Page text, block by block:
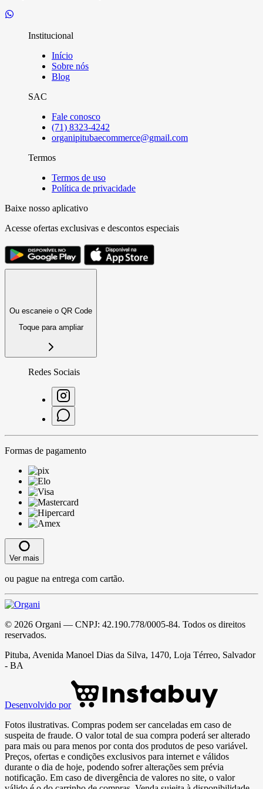
Institucional
Início
Sobre nós
Blog
SAC
Fale conosco
(71) 8323-4242
organipitubaecommerce@gmail.com
Termos
Termos de uso
Política de privacidade
Baixe nosso aplicativo
Acesse ofertas exclusivas e descontos especiais
Ou escaneie o QR Code
Toque para ampliar
Redes Sociais
Formas de pagamento
Ver mais
ou pague na entrega com cartão.
© 2026 Organi — CNPJ: 42.190.778/0005-84. Todos os direitos
reservados.
Pituba, Avenida Manoel Dias da Silva, 1470, Loja Térreo, Salvador
- BA
Desenvolvido por
Fotos ilustrativas. Compras podem ser canceladas em caso de
suspeita de fraude. O valor total de sua compra poderá ser alterado
para mais ou para menos por conta dos produtos de peso variável.
Preços, ofertas e condições exclusivos para internet e válidos
durante o dia de hoje, podendo sofrer alterações sem prévia
notificação. Em caso de divergência de valores no site, o valor